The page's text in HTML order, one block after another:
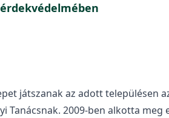
játszanak az adott településen
2009-ben alkotta meg